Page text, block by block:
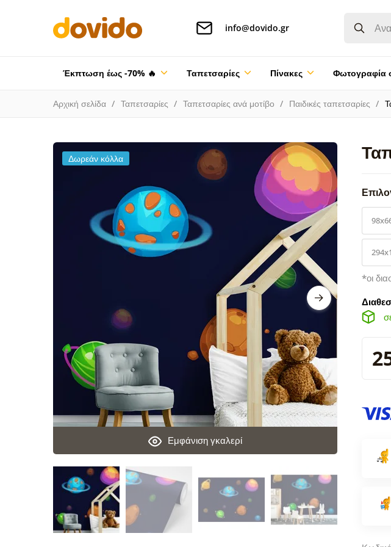
info@dovido.gr
Έκπτωση έως -70% 🔥 Ταπετσαρίες Πίνακες Φωτογραφία
Αρχική σελίδα Ταπετσαρίες Ταπετσαρίες ανά μοτίβο Παιδικές ταπετσαρίες
Εμφάνιση γκαλερί
Δωρεάν κόλλα
*οι